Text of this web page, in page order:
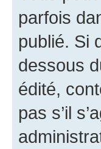
parfois
publié. Si
dessous
édité,
pas s’il